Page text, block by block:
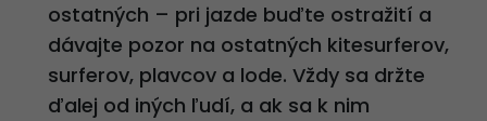
ostatných – pri jazde buďte ostražití a
dávajte pozor na ostatných kitesurferov,
surferov, plavcov a lode. Vždy sa držte
ďalej od iných ľudí, a ak sa k nim